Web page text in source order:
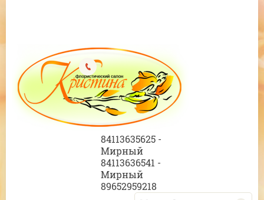
84113635625 -
Мирный
84113636541 -
Мирный
89652959218